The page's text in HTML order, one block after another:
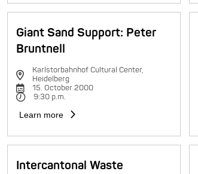
Giant Sand Support: Peter
Bruntnell
Karlstorbahnhof Cultural Center,
Heidelberg
15. October 2000
9:30 p.m.
Learn more
Intercantonal Waste